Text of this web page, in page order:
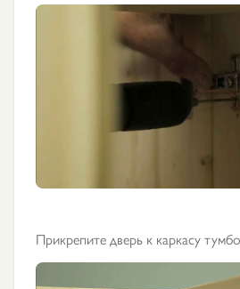
Прикрепите дверь к каркасу